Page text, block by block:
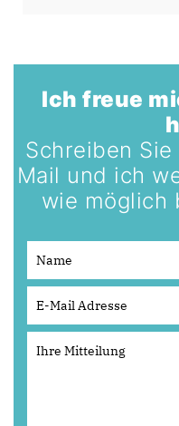
Ich freue
Schreiben
Mail und ich
wie möglich